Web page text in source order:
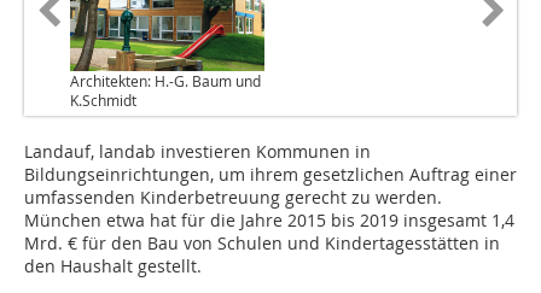
Architekten: H.-G. Baum und
K.Schmidt
Landauf, landab investieren Kommunen in
Bildungseinrichtungen, um ihrem gesetzlichen Auftrag einer
umfassenden Kinderbetreuung gerecht zu werden.
München etwa hat für die Jahre 2015 bis 2019 insgesamt 1,4
Mrd. € für den Bau von Schulen und Kindertagesstätten in
den Haushalt gestellt.